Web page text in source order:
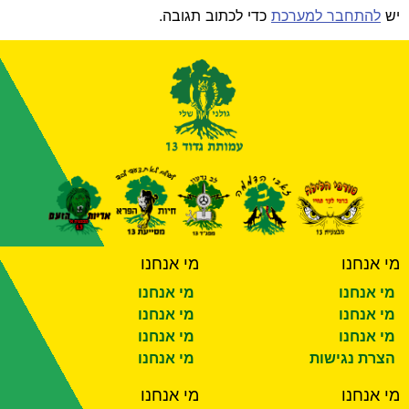
יש להתחבר למערכת כדי לכתוב תגובה.
מי אנחנו
מי אנחנו
מי אנחנו
מי אנחנו
הצרת נגישות
מי אנחנו
מי אנחנו
מי אנחנו
מי אנחנו
מי אנחנו
מי אנחנו מי אנחנו